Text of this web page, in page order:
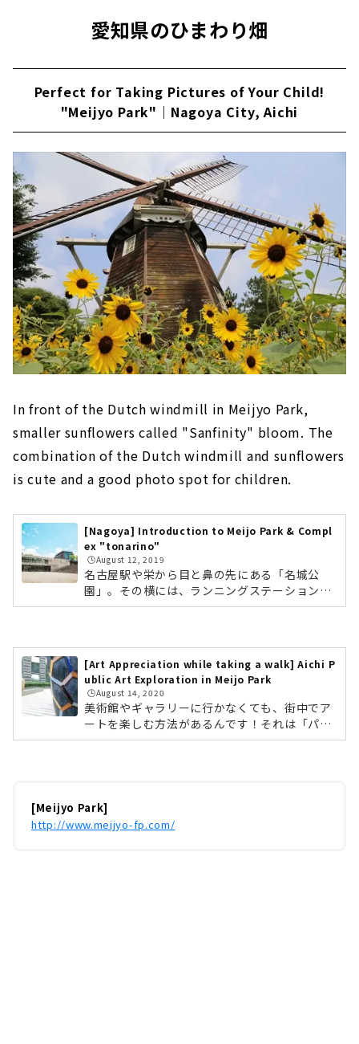
World Flower Theme Park "Hamamatsu
Prefecture
愛知県のひまわり畑
Perfect for Taking Pictures of Your Child!
"Meijyo Park"｜Nagoya City, Aichi
In front of the Dutch windmill in Meijyo Park,
smaller sunflowers called "Sanfinity" bloom. The
combination of the Dutch windmill and sunflowers
is cute and a good photo spot for children.
[Nagoya] Introduction to Meijo Park & Compl
ex "tonarino"
🕒️August 12, 2019
名古屋駅や栄から目と鼻の先にある「名城公
園」。その横には、ランニングステーションや
スポーツ関連施設、飲食店などが集まる複合施
あります。ご家族や友だちと公園でのんびり過
ごす休日もたまにはいいのではないでしょう
か。今回は、名城公園＆tonarinoをピックアッ
プしてご紹介します。名城公園＆tonarinoへ
は、地下鉄名城線 「名城公園」駅2番出入口よ
[Art Appreciation while taking a walk] Aichi P
ublic Art Exploration in Meijo Park
🕒️August 14, 2020
美術館やギャラリーに行かなくても、街中でア
ートを楽しむ方法があるんです！それは「パブ
リックアート」。パブリックアートとは、広場
ライフデザインズでは、「愛知パブリックアー
ト探訪」と題し、街中にあるパブリックアート
をご紹介していきたいと思います。三密を避け
[Meijyo Park]
http://www.meijyo-fp.com/